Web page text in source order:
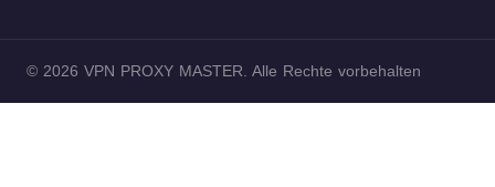
© 2026 VPN PROXY MASTER. Alle Rechte vorbehalten